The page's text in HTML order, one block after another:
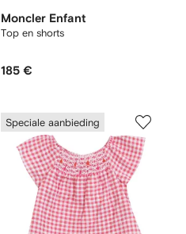
Moncler Enfant
Top en shorts
185 €
Speciale aanbieding